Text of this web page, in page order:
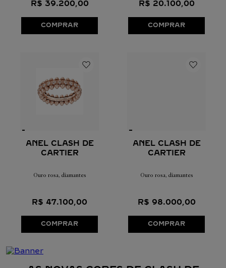
R$ 39.200,00
COMPRAR
R$ 20.100,00
COMPRAR
ANEL CLASH DE
CARTIER
Ouro rosa, diamantes
R$ 47.100,00
COMPRAR
ANEL CLASH DE
CARTIER
Ouro rosa, diamantes
R$ 98.000,00
COMPRAR